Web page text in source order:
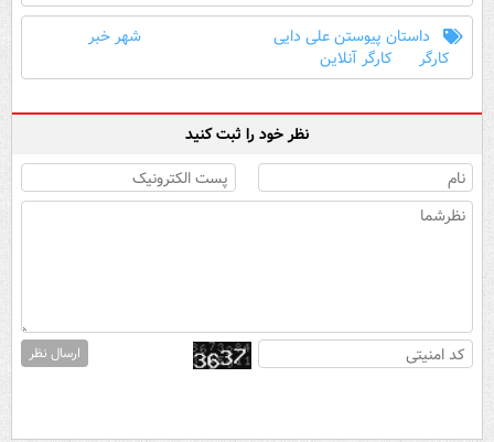
داستان پیوستن علی دایی
شهر خبر
کارگر
کارگر آنلاین
نظر خود را ثبت کنید
ارسال نظر